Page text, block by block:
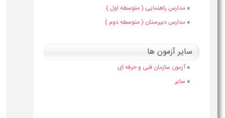
» مدارس راهنمایی ( متوسطه اول )
» مدارس دبیرستان ( متوسطه دوم )
سایر آزمون ها
» آزمون سازمان فنی و حرفه ای
» سایر